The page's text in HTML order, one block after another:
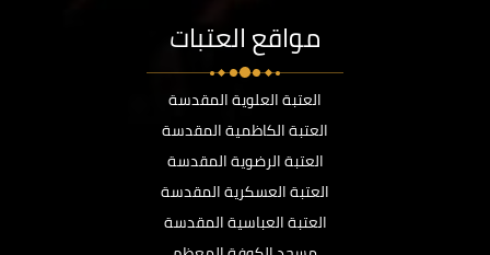
مواقع العتبات
العتبة العلوية المقدسة
العتبة الكاظمية المقدسة
العتبة الرضوية المقدسة
العتبة العسكرية المقدسة
العتبة العباسية المقدسة